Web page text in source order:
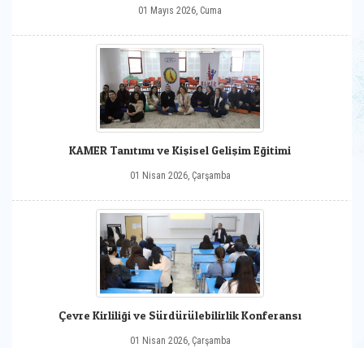
01 Mayıs 2026, Cuma
KAMER Tanıtımı ve Kişisel Gelişim Eğitimi
01 Nisan 2026, Çarşamba
Çevre Kirliliği ve Sürdürülebilirlik Konferansı
01 Nisan 2026, Çarşamba